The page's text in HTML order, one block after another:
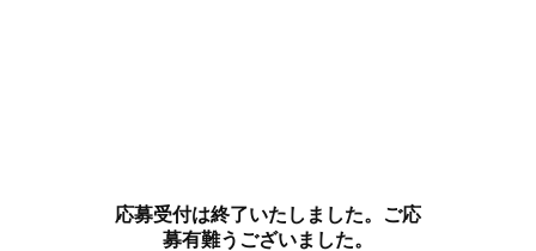
応募受付は終了いたしました。ご応
募有難うございました。